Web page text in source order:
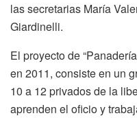
las secretarias María
Giardinelli.
El proyecto de
en 2011, consiste en un
10 a 12 privados de la
aprenden el oficio y